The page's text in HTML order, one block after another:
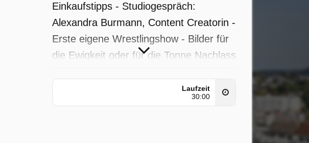
Einkaufstipps - Studiogespräch:
Alexandra Burmann, Content Creatorin -
Erste eigene Wrestlingshow - Bilder für
die Ewigkeit oder für die Tonne Nachlass
Laufzeit
30:00